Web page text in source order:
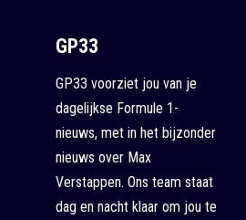
GP33
GP33 voorziet jou van je
dagelijkse Formule 1-
nieuws, met in het bijzonder
nieuws over Max
Verstappen. Ons team staat
dag en nacht klaar om jou te